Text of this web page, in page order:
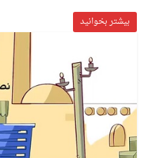
بیشتر بخوانید